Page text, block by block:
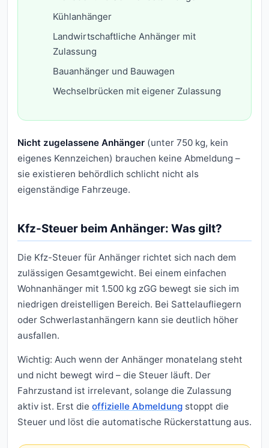
Kühlanhänger
Landwirtschaftliche Anhänger mit
Zulassung
Bauanhänger und Bauwagen
Wechselbrücken mit eigener Zulassung
Nicht zugelassene Anhänger (unter 750 kg, kein
eigenes Kennzeichen) brauchen keine Abmeldung –
sie existieren behördlich schlicht nicht als
eigenständige Fahrzeuge.
Kfz-Steuer beim Anhänger: Was gilt?
Die Kfz-Steuer für Anhänger richtet sich nach dem
zulässigen Gesamtgewicht. Bei einem einfachen
Wohnanhänger mit 1.500 kg zGG bewegt sie sich im
niedrigen dreistelligen Bereich. Bei Sattelaufliegern
oder Schwerlastanhängern kann sie deutlich höher
ausfallen.
Wichtig: Auch wenn der Anhänger monatelang steht
und nicht bewegt wird – die Steuer läuft. Der
Fahrzustand ist irrelevant, solange die Zulassung
aktiv ist. Erst die offizielle Abmeldung stoppt die
Steuer und löst die automatische Rückerstattung aus.